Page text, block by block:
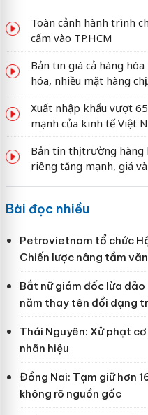
Toàn cảnh hành trình
cấm vào TP.HCM
Bản tin giá cả hàng
hóa, nhiều mặt hàng
Xuất nhập khẩu vượt
mạnh của kinh tế Việt
Bản tin thị trường hàng
riêng tăng mạnh, giá
Bài đọc nhiều
Petrovietnam tổ chức
Chiến lược nâng tầm
Bắt nữ giám đốc lừa
năm thay tên đổi dạng
Thái Nguyên: Xử phạt
nhãn hiệu
Đồng Nai: Tạm giữ hơn
không rõ nguồn gốc